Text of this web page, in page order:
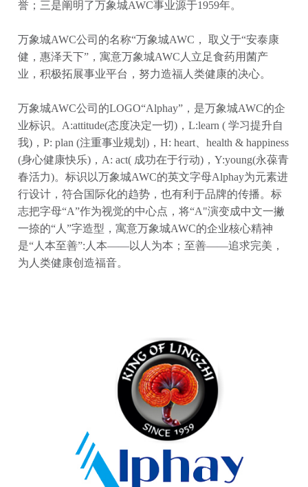
誉；三是阐明了万象城AWC事业源于1959年。
万象城AWC公司的名称“万象城AWC， 取义于“安泰康
健，惠泽天下”，寓意万象城AWC人立足食药用菌产
业，积极拓展事业平台，努力造福人类健康的决心。
万象城AWC公司的LOGO“Alphay”，是万象城AWC的企
业标识。A:attitude(态度决定一切)，L:learn ( 学习提升自
我)，P: plan (注重事业规划)，H: heart、health & happiness
(身心健康快乐)，A: act( 成功在于行动)，Y:young(永葆青
春活力)。标识以万象城AWC的英文字母Alphay为元素进
行设计，符合国际化的趋势，也有利于品牌的传播。标
志把字母“A”作为视觉的中心点，将“A"演变成中文一撇
一捺的“人”字造型，寓意万象城AWC的企业核心精神
是“人本至善”:人本——以人为本；至善——追求完美，
为人类健康创造福音。